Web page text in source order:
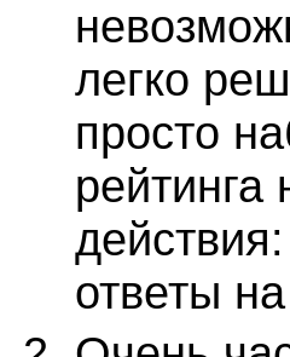
легко
просто
ответы